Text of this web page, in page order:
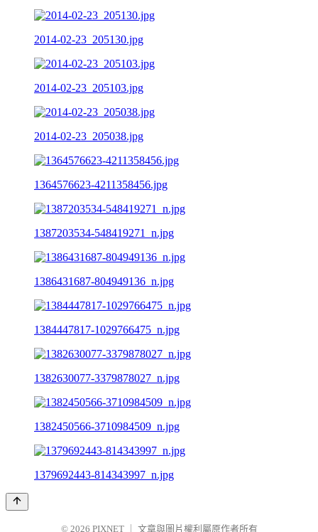
2014-02-23_205130.jpg
2014-02-23_205103.jpg
2014-02-23_205038.jpg
1364576623-4211358456.jpg
1387203534-548419271_n.jpg
1386431687-804949136_n.jpg
1384447817-1029766475_n.jpg
1382630077-3379878027_n.jpg
1382450566-3710984509_n.jpg
1379692443-814343997_n.jpg
© 2026 PIXNET 文章與圖片權利屬原作者所有